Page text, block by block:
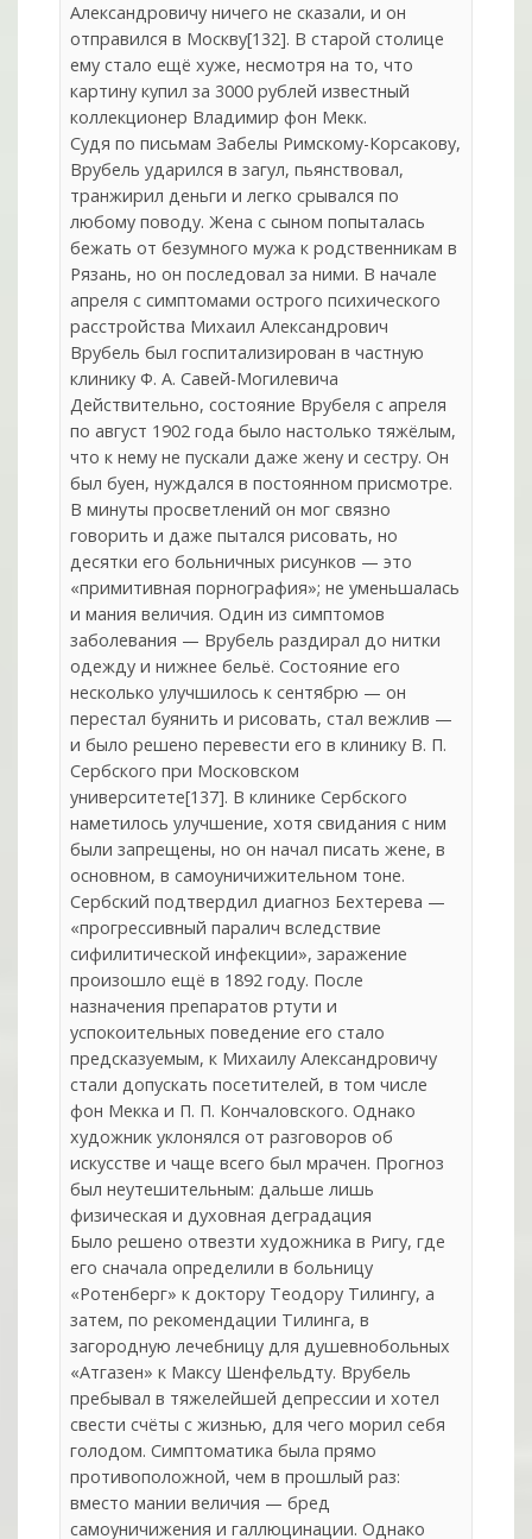
Александровичу ничего не сказали, и он
отправился в Москву[132]. В старой столице
ему стало ещё хуже, несмотря на то, что
картину купил за 3000 рублей известный
коллекционер Владимир фон Мекк.
Судя по письмам Забелы Римскому-Корсакову,
Врубель ударился в загул, пьянствовал,
транжирил деньги и легко срывался по
любому поводу. Жена с сыном попыталась
бежать от безумного мужа к родственникам в
Рязань, но он последовал за ними. В начале
апреля с симптомами острого психического
расстройства Михаил Александрович
Врубель был госпитализирован в частную
клинику Ф. А. Савей-Могилевича
Действительно, состояние Врубеля с апреля
по август 1902 года было настолько тяжёлым,
что к нему не пускали даже жену и сестру. Он
был буен, нуждался в постоянном присмотре.
В минуты просветлений он мог связно
говорить и даже пытался рисовать, но
десятки его больничных рисунков — это
«примитивная порнография»; не уменьшалась
и мания величия. Один из симптомов
заболевания — Врубель раздирал до нитки
одежду и нижнее бельё. Состояние его
несколько улучшилось к сентябрю — он
перестал буянить и рисовать, стал вежлив —
и было решено перевести его в клинику В. П.
Сербского при Московском
университете[137]. В клинике Сербского
наметилось улучшение, хотя свидания с ним
были запрещены, но он начал писать жене, в
основном, в самоуничижительном тоне.
Сербский подтвердил диагноз Бехтерева —
«прогрессивный паралич вследствие
сифилитической инфекции», заражение
произошло ещё в 1892 году. После
назначения препаратов ртути и
успокоительных поведение его стало
предсказуемым, к Михаилу Александровичу
стали допускать посетителей, в том числе
фон Мекка и П. П. Кончаловского. Однако
художник уклонялся от разговоров об
искусстве и чаще всего был мрачен. Прогноз
был неутешительным: дальше лишь
физическая и духовная деградация
Было решено отвезти художника в Ригу, где
его сначала определили в больницу
«Ротенберг» к доктору Теодору Тилингу, а
затем, по рекомендации Тилинга, в
загородную лечебницу для душевнобольных
«Атгазен» к Максу Шенфельдту. Врубель
пребывал в тяжелейшей депрессии и хотел
свести счёты с жизнью, для чего морил себя
голодом. Симптоматика была прямо
противоположной, чем в прошлый раз:
вместо мании величия — бред
самоуничижения и галлюцинации. Однако